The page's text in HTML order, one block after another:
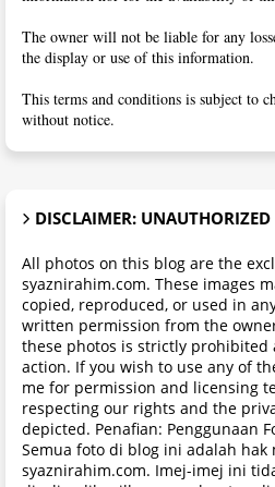
The owner will not be liable for any
the display or use of this information.
This terms and conditions is subject to
without notice.
DISCLAIMER: UNAUTHORIZED
All photos on this blog are the
syaznirahim.com. These images
copied, reproduced, or used in
written permission from the
these photos is strictly prohibited
action. If you wish to use any of
me for permission and licensing
respecting our rights and the
depicted. Penafian: Penggunaan
Semua foto di blog ini adalah hak
syaznirahim.com. Imej-imej ini